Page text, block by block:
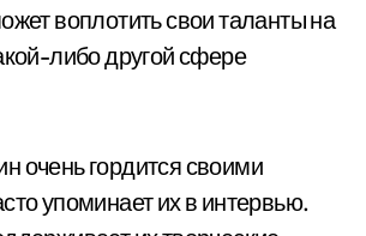
воплотить свои таланты на
либо другой сфере
очень гордится своими
упоминает их в интервью.